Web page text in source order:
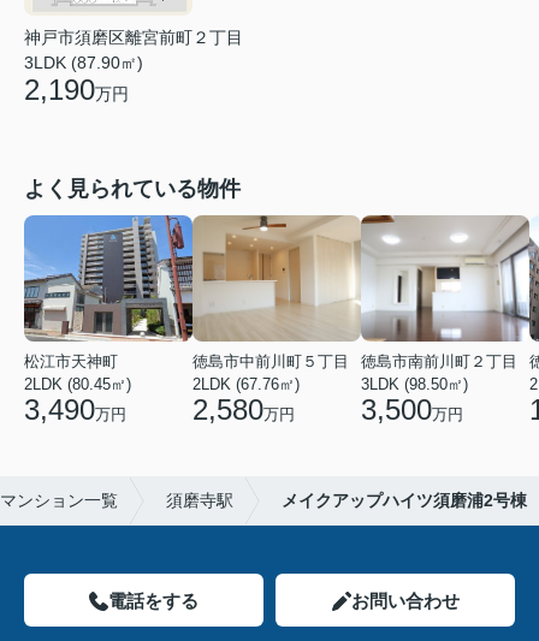
神戸市須磨区離宮前町２丁目
3LDK (87.90㎡)
2,190万円
よく見られている物件
松江市天神町
2LDK (80.45㎡)
3,490万円
徳島市中前川町５丁目
2LDK (67.76㎡)
2,580万円
徳島市南前川町２丁目
3LDK (98.50㎡)
3,500万円
ンション一覧 須磨寺駅 メイクアップハイツ須磨浦2号棟
電話をする お問い合わせ